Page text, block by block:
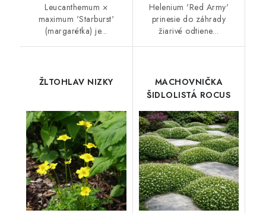
Leucanthemum ×
maximum 'Starburst'
(margarétka) je...
Helenium 'Red Army'
prinesie do záhrady
žiarivé odtiene...
ŽLTOHLAV NIZKY
MACHOVNIČKA
ŠIDLOLISTÁ ROCUS